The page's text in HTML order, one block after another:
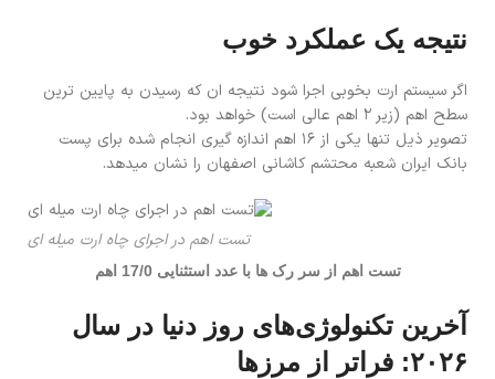
نتیجه یک عملکرد خوب
اگر سیستم ارت بخوبی اجرا شود نتیجه ان که رسیدن به پایین ترین
سطح اهم (زیر 2 اهم عالی است) خواهد بود.
تصویر ذیل تنها یکی از 16 اهم اندازه گیری انجام شده برای پست
بانک ایران شعبه محتشم کاشانی اصفهان را نشان میدهد.
تست اهم در اجرای چاه ارت میله ای
تست اهم از سر رک ها با عدد استثنایی 17/0 اهم
آخرین تکنولوژی‌های روز دنیا در سال
۲۰۲۶: فراتر از مرزها